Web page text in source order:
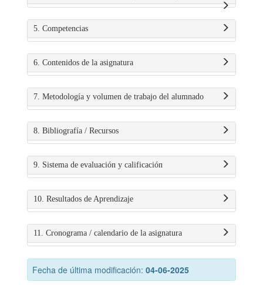
5. Competencias
6. Contenidos de la asignatura
7. Metodología y volumen de trabajo del alumnado
8. Bibliografía / Recursos
9. Sistema de evaluación y calificación
10. Resultados de Aprendizaje
11. Cronograma / calendario de la asignatura
Fecha de última modificación: 04-06-2025